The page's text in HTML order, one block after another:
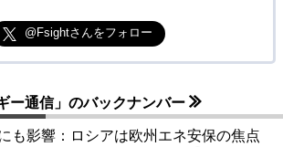
@Fsightさんをフォロー
ー通信」のバックナンバー
も影響：ロシアは欧州エネ安保の焦点